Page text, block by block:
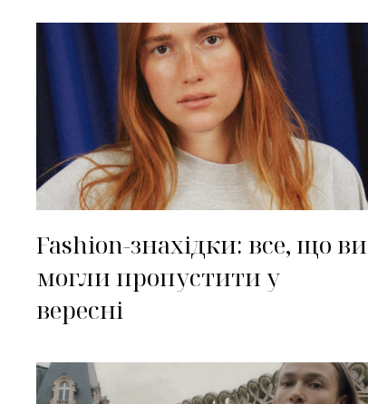
Fashion-знахідки: все, що ви
могли пропустити у
вересні